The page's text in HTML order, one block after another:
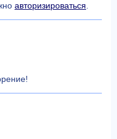
авторизироваться